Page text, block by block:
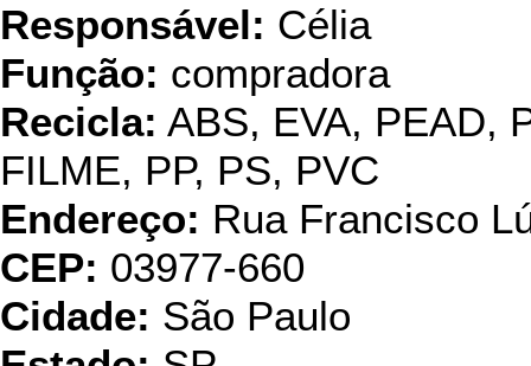
Responsável: Célia
Função: compradora
Recicla: ABS, EVA, PEAD,
FILME, PP, PS, PVC
Endereço: Rua Francisco
CEP: 03977-660
Cidade: São Paulo